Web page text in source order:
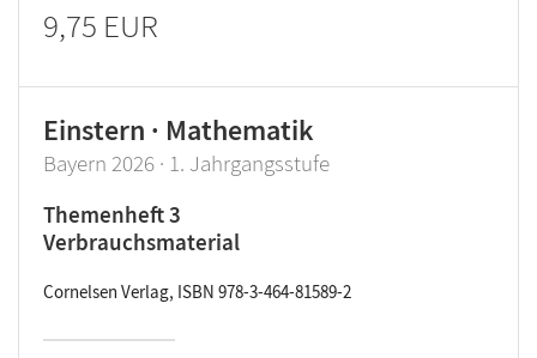
9,75 EUR
Einstern · Mathematik
Bayern 2026 · 1. Jahrgangsstufe
Themenheft 3
Verbrauchsmaterial
Cornelsen Verlag, ISBN 978-3-464-81589-2